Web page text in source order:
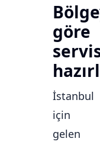
göre
İstanbul
için
gelen